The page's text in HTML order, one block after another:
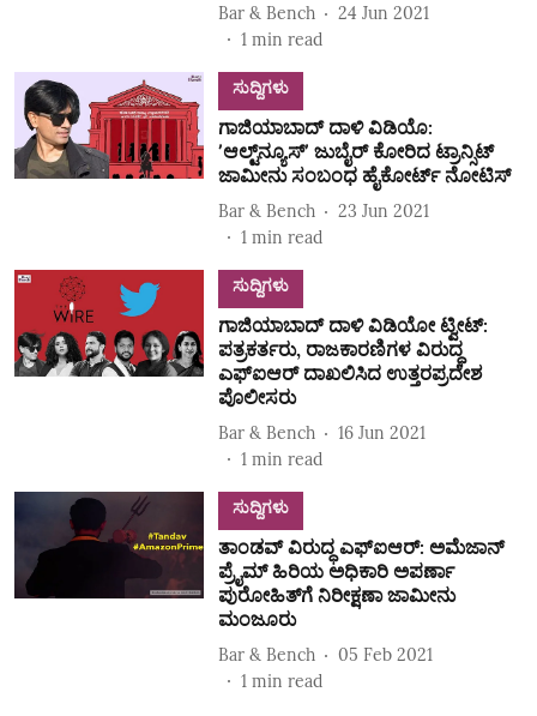
Bar & Bench
24 Jun 2021
1 min read
ಸುದ್ದಿಗಳು
ಗಾಜಿಯಾಬಾದ್‌ ದಾಳಿ ವಿಡಿಯೊ:
ʼಆಲ್ಟ್‌ನ್ಯೂಸ್‌ʼ ಜುಬೈರ್‌ ಕೋರಿದ ಟ್ರಾನ್ಸಿಟ್‌
ಜಾಮೀನು ಸಂಬಂಧ ಹೈಕೋರ್ಟ್‌ ನೋಟಿಸ್‌
Bar & Bench
23 Jun 2021
1 min read
ಸುದ್ದಿಗಳು
ಗಾಜಿಯಾಬಾದ್ ದಾಳಿ ವಿಡಿಯೋ ಟ್ವೀಟ್:
ಪತ್ರಕರ್ತರು, ರಾಜಕಾರಣಿಗಳ ವಿರುದ್ಧ
ಎಫ್ಐಆರ್ ದಾಖಲಿಸಿದ ಉತ್ತರಪ್ರದೇಶ
ಪೊಲೀಸರು
Bar & Bench
16 Jun 2021
1 min read
ಸುದ್ದಿಗಳು
ತಾಂಡವ್‌ ವಿರುದ್ಧ ಎಫ್‌ಐಆರ್‌: ಅಮೆಜಾನ್‌
ಪ್ರೈಮ್‌ ಹಿರಿಯ ಅಧಿಕಾರಿ ಅಪರ್ಣಾ
ಪುರೋಹಿತ್‌ಗೆ ನಿರೀಕ್ಷಣಾ ಜಾಮೀನು
ಮಂಜೂರು
Bar & Bench
05 Feb 2021
1 min read